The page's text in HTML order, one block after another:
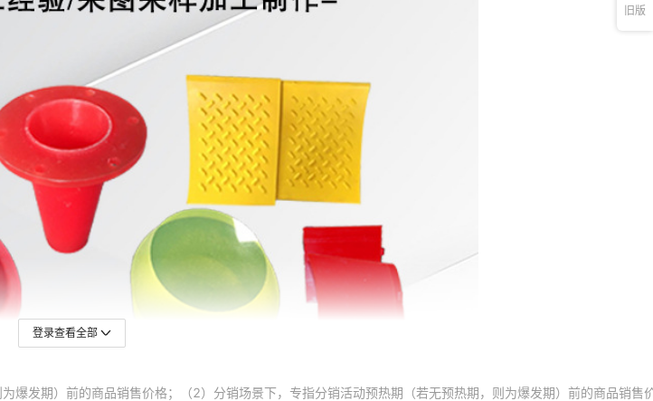
登录查看全部
爆发期）前的商品销售价格；（2）分销场景下，专指分销活动预热期（若无预热期，则为爆发期）前的商品销售
旧版